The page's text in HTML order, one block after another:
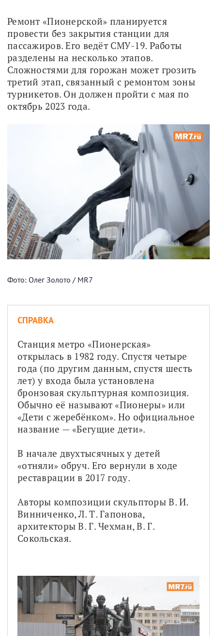
Ремонт «Пионерской» планируется
провести без закрытия станции для
пассажиров. Его ведёт СМУ-19. Работы
разделены на несколько этапов.
Сложностями для горожан может грозить
третий этап, связанный с ремонтом зоны
турникетов. Он должен пройти с мая по
октябрь 2023 года.
Фото: Олег Золото / MR7
СПРАВКА
Станция метро «Пионерская»
открылась в 1982 году. Спустя четыре
года (по другим данным, спустя шесть
лет) у входа была установлена
бронзовая скульптурная композиция.
Обычно её называют «Пионеры» или
«Дети с жеребёнком». Но официальное
название — «Бегущие дети».
В начале двухтысячных у детей
«отняли» обруч. Его вернули в ходе
реставрации в 2017 году.
Авторы композиции скульпторы В. И.
Винниченко, Л. Т. Гапонова,
архитекторы В. Г. Чехман, В. Г.
Сокольская.